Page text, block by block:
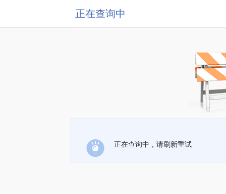
正在查询中
正在查询中，请刷新重试